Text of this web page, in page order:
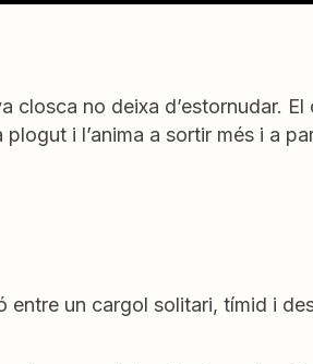
closca no deixa d’estornudar.
i l’anima a sortir més i a
entre un cargol solitari, tímid i